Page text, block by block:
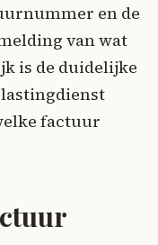
en de
van wat
is de duidelijke
factuur